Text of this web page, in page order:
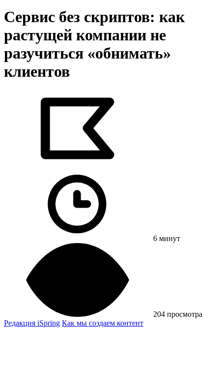
Сервис без скриптов: как
растущей компании не
разучиться «обнимать»
клиентов
6 минут
204 просмотра
Редакция iSpring Как мы создаем контент